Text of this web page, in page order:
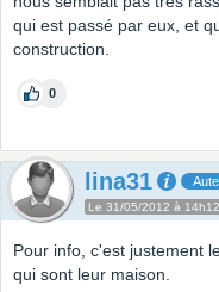
qui est passé par eux, et
construction.
0
lina31
Le 31/05/2012 à 14h12
Pour info, c'est justement
qui sont leur maison.